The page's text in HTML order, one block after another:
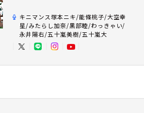
キニマンス塚本ニキ/能條桃子/大空幸
星/みたらし加奈/黒部睦/わっきゃい/
永井陽右/五十嵐美樹/五十嵐大